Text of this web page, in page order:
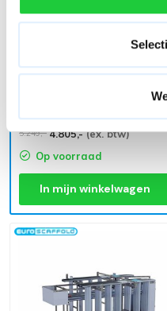
Rolsteiger 135 x 250 x 10,2
meter
5.249,- 4.805,-(ex. btw)
Op voorraad
In mijn winkelwagen